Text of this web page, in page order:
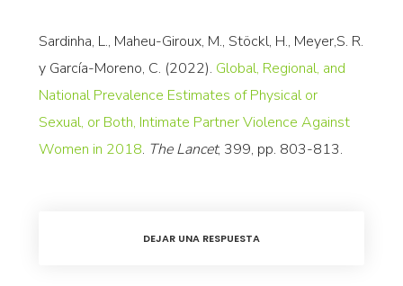
Sardinha, L., Maheu-Giroux, M., Stöckl, H., Meyer,S. R.
y García-Moreno, C. (2022). Global, Regional, and
National Prevalence Estimates of Physical or
Sexual, or Both, Intimate Partner Violence Against
Women in 2018. The Lancet, 399, pp. 803-813.
DEJAR UNA RESPUESTA